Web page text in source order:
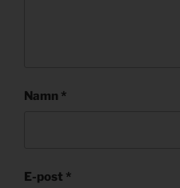
Namn *
E-post *